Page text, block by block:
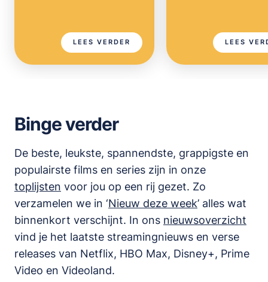
LEES VERDER LEES
Binge verder
De beste, leukste, spannendste, grappigste en
populairste films en series zijn in onze
toplijsten voor jou op een rij gezet. Zo
verzamelen we in ‘Nieuw deze week’ alles wat
binnenkort verschijnt. In ons nieuwsoverzicht
vind je het laatste streamingnieuws en verse
releases van Netflix, HBO Max, Disney+, Prime
Video en Videoland.